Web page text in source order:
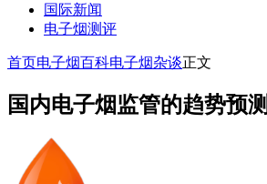
国际新闻
电子烟测评
首页电子烟百科电子烟杂谈正文
国内电子烟监管的趋势预测